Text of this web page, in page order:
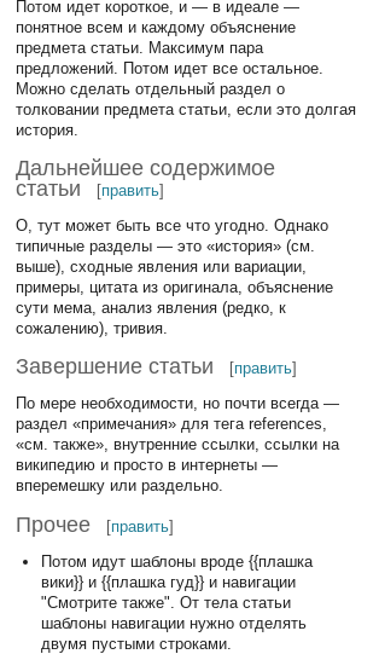
Потом идет короткое, и — в идеале —
понятное всем и каждому объяснение
предмета статьи. Максимум пара
предложений. Потом идет все остальное.
Можно сделать отдельный раздел о
толковании предмета статьи, если это долгая
история.
Дальнейшее содержимое
статьи
[править]
О, тут может быть все что угодно. Однако
типичные разделы — это «история» (см.
выше), сходные явления или вариации,
примеры, цитата из оригинала, объяснение
сути мема, анализ явления (редко, к
сожалению), тривия.
Завершение статьи [править]
По мере необходимости, но почти всегда —
раздел «примечания» для тега references,
«см. также», внутренние ссылки, ссылки на
википедию и просто в интернеты —
вперемешку или раздельно.
Прочее [править]
Потом идут шаблоны вроде {{плашка
вики}} и {{плашка гуд}} и навигации
"Смотрите также". От тела статьи
шаблоны навигации нужно отделять
двумя пустыми строками.